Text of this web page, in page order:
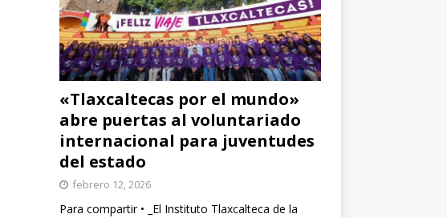
«Tlaxcaltecas por el mundo»
abre puertas al voluntariado
internacional para juventudes
del estado
febrero 12, 2026
Para compartir • _El Instituto Tlaxcalteca de la